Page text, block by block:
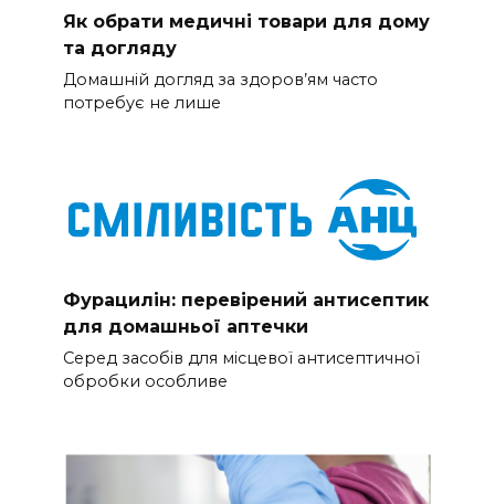
Як обрати медичні товари для дому
та догляду
Домашній догляд за здоров’ям часто
потребує не лише
Фурацилін: перевірений антисептик
для домашньої аптечки
Серед засобів для місцевої антисептичної
обробки особливе